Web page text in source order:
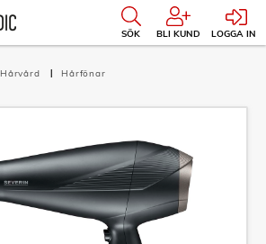
SÖK BLI KUND LOGGA IN
Hårvård Hårfönar